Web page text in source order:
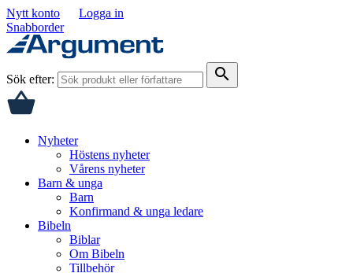
Nytt konto
Logga in
Snabborder
Sök efter: search
Nyheter
Höstens nyheter
Vårens nyheter
Barn & unga
Barn
Konfirmand & unga ledare
Bibeln
Biblar
Om Bibeln
Tillbehör